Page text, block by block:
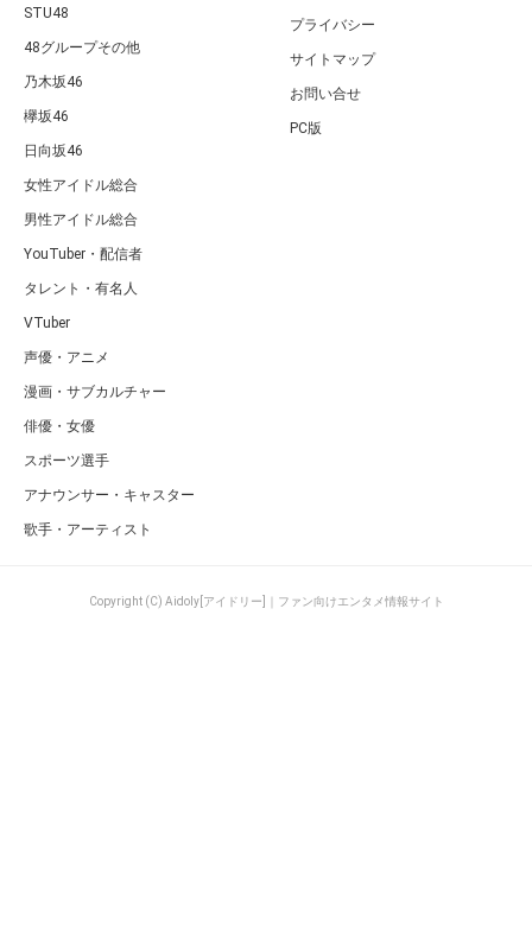
STU48
48グループその他
乃木坂46
欅坂46
日向坂46
女性アイドル総合
男性アイドル総合
YouTuber・配信者
タレント・有名人
VTuber
声優・アニメ
漫画・サブカルチャー
俳優・女優
スポーツ選手
アナウンサー・キャスター
歌手・アーティスト
プライバシー
サイトマップ
お問い合せ
PC版
Copyright (C) Aidoly[アイドリー]｜ファン向けエンタメ情報サイト